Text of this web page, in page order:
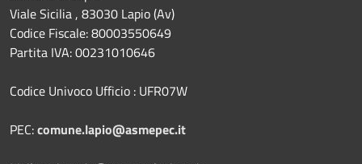
Viale Sicilia , 83030 Lapio (Av)
Codice Fiscale: 80003550649
Partita IVA: 00231010646
Codice Univoco Ufficio : UFR07W
PEC:comune.lapio@asmepec.it